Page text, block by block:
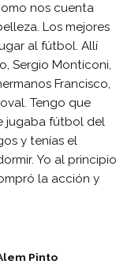
nos cuenta
Los mejores
al fútbol. Allí
Sergio Monticoni,
Francisco,
Tengo que
jugaba fútbol del
y tenías el
Yo al principio
la acción y
Pinto